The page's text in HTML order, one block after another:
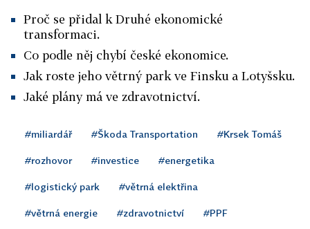
Proč se přidal k Druhé ekonomické
transformaci.
Co podle něj chybí české ekonomice.
Jak roste jeho větrný park ve Finsku a Lotyšsku.
Jaké plány má ve zdravotnictví.
#miliardář #Škoda Transportation #Krsek Tomáš
#rozhovor #investice #energetika
#logistický park #větrná elektřina
#větrná energie #zdravotnictví #PPF